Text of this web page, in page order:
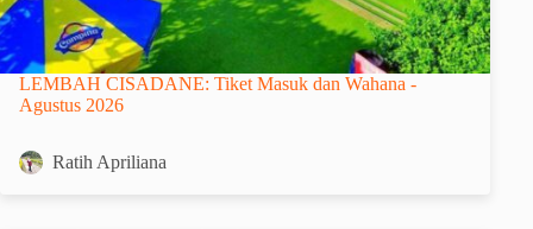
LEMBAH CISADANE: Tiket Masuk dan Wahana -
Agustus 2026
Ratih Apriliana